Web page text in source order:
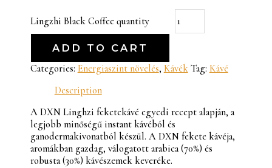
Lingzhi Black Coffee quantity
ADD TO CART
Categories: Energiaszint növelés, Kávék Tag: Kávé
Description
A DXN Linghzi feketekávé egyedi recept alapján, a
legjobb minőségű instant kávéból és
ganodermakivonatból készül. A DXN fekete kávéja,
aromákban gazdag, válogatott arabica (70%) és
robusta (30%) kávészemek keveréke.